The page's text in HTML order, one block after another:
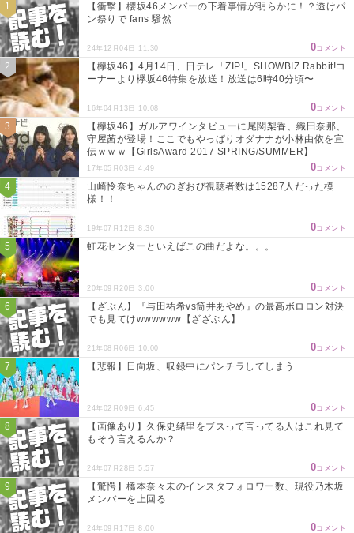
【衝撃】櫻坂46メンバーの下着事情が明らかに！？透けパ
ン祭りで fans 騒然
24年12月04日 11:30 0コメント
【欅坂46】4月14日、日テレ「ZIP!」SHOWBIZ Rabbit!コ
ーナーより欅坂46特集を放送！放送は6時40分頃〜
16年04月13日 10:08 0コメント
【欅坂46】ガルアワインタビューに尾関梨香、織田奈那、
守屋茜が登場！ここでもやっぱりオダナナが小林由依を宣
伝ｗｗｗ【GirlsAward 2017 SPRING/SUMMER】
17年05月03日 4:49 0コメント
山崎怜奈ちゃんののぎおび視聴者数は15287人だった模
様！！
19年07月12日 8:30 0コメント
虹花センターといえばこの曲だよな。。。
20年09月20日 3:00 0コメント
【ざぶん】『与田祐希vs筒井あやめ』の最高ボロロン対決
でも見てけwwwwww【ざざぶん】
21年08月06日 10:00 0コメント
【悲報】日向坂、収録中にパンチラしてしまう
24年02月09日 6:45 0コメント
【画像あり】久保史緒里をブスって言ってる人はこれ見て
もそう言えるんか？
24年07月28日 5:57 0コメント
【驚愕】橋本奈々未のインスタフォロワー数、現役乃木坂
メンバーを上回る
24年09月17日 8:00 0コメント